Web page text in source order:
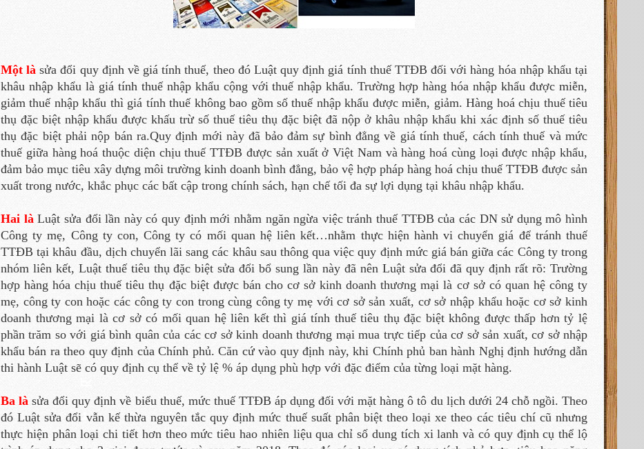
Một là sửa đổi quy định về giá tính thuế, theo đó Luật quy định giá tính thuế TTĐB đối với hàng hóa nhập khẩu tại
khâu nhập khẩu là giá tính thuế nhập khẩu cộng với thuế nhập khẩu. Trường hợp hàng hóa nhập khẩu được miễn,
giảm thuế nhập khẩu thì giá tính thuế không bao gồm số thuế nhập khẩu được miễn, giảm. Hàng hoá chịu thuế tiêu
thụ đặc biệt nhập khẩu được khấu trừ số thuế tiêu thụ đặc biệt đã nộp ở khâu nhập khẩu khi xác định số thuế tiêu
thụ đặc biệt phải nộp bán ra.Quy định mới này đã bảo đảm sự bình đẳng về giá tính thuế, cách tính thuế và mức
thuế giữa hàng hoá thuộc diện chịu thuế TTĐB được sản xuất ở Việt Nam và hàng hoá cùng loại được nhập khẩu,
đảm bảo mục tiêu xây dựng môi trường kinh doanh bình đẳng, bảo vệ hợp pháp hàng hoá chịu thuế TTĐB được sản
xuất trong nước, khắc phục các bất cập trong chính sách, hạn chế tối đa sự lợi dụng tại khâu nhập khẩu.
Hai làLuật sửa đổi lần này có quy định mới nhằm ngăn ngừa việc tránh thuế TTĐB của các DN sử dụng mô hình
Công ty mẹ, Công ty con, Công ty có mối quan hệ liên kết…nhằm thực hiện hành vi chuyển giá để tránh thuế
TTĐB tại khâu đầu, dịch chuyển lãi sang các khâu sau thông qua việc quy định mức giá bán giữa các Công ty trong
nhóm liên kết, Luật thuế tiêu thụ đặc biệt sửa đổi bổ sung lần này đã nên Luật sửa đổi đã quy định rất rõ: Trường
hợp hàng hóa chịu thuế tiêu thụ đặc biệt được bán cho cơ sở kinh doanh thương mại là cơ sở có quan hệ công ty
mẹ, công ty con hoặc các công ty con trong cùng công ty mẹ với cơ sở sản xuất, cơ sở nhập khẩu hoặc cơ sở kinh
doanh thương mại là cơ sở có mối quan hệ liên kết thì giá tính thuế tiêu thụ đặc biệt không được thấp hơn tỷ lệ
phần trăm so với giá bình quân của các cơ sở kinh doanh thương mại mua trực tiếp của cơ sở sản xuất, cơ sở nhập
khẩu bán ra theo quy định của Chính phủ. Căn cứ vào quy định này, khi Chính phủ ban hành Nghị định hướng dẫn
thi hành Luật sẽ có quy định cụ thể về tỷ lệ % áp dụng phù hợp với đặc điểm của từng loại mặt hàng.
Ba làsửa đổi quy định về biểu thuế, mức thuế TTĐB áp dụng đối với mặt hàng ô tô du lịch dưới 24 chỗ ngồi. Theo
đó Luật sửa đổi vẫn kế thừa nguyên tắc quy định mức thuế suất phân biệt theo loại xe theo các tiêu chí cũ nhưng
thực hiện phân loại chi tiết hơn theo mức tiêu hao nhiên liệu qua chỉ số dung tích xi lanh và có quy định cụ thể lộ